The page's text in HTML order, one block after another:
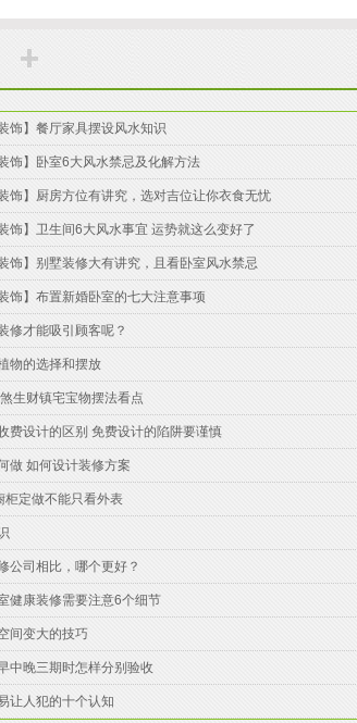
饰】餐厅家具摆设风水知识
饰】卧室6大风水禁忌及化解方法
饰】厨房方位有讲究，选对吉位让你衣食无忧
饰】卫生间6大风水事宜 运势就这么变好了
饰】别墅装修大有讲究，且看卧室风水禁忌
饰】布置新婚卧室的七大注意事项
修才能吸引顾客呢？
物的选择和摆放
生财镇宅宝物摆法看点
费设计的区别 免费设计的陷阱要谨慎
做 如何设计装修方案
柜定做不能只看外表
公司相比，哪个更好？
健康装修需要注意6个细节
间变大的技巧
中晚三期时怎样分别验收
让人犯的十个认知